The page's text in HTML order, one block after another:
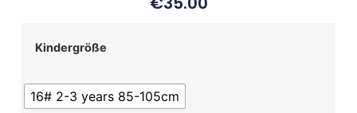
Kindergröße
16# 2-3 years 85-105cm